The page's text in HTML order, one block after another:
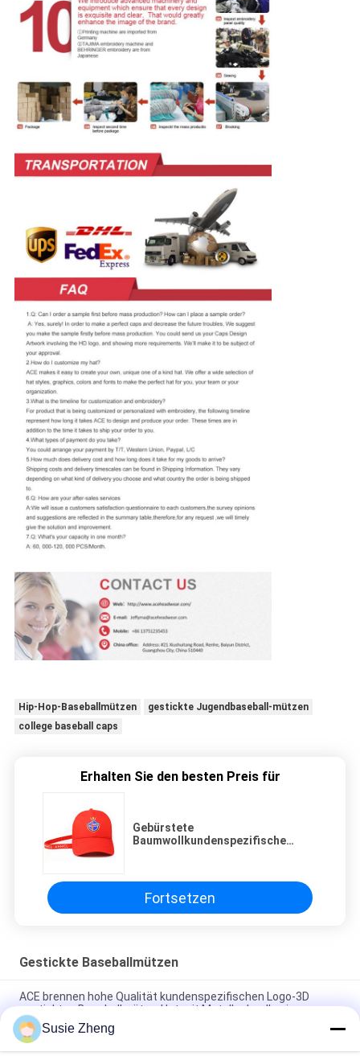
Hip-Hop-Baseballmützen
gestickte Jugendbaseball-mützen
college baseball caps
Erhalten Sie den besten Preis für
Gebürstete
Baumwollkundenspezifische
Fortsetzen
Gestickte Baseballmützen
ACE brennen hohe Qualität kundenspezifischen Logo-3D
gestickten Baseballmütze-Hut mit Metallschnalle ein
Platten-Baseballmütze-fester klassischer sechs Platten-
Susie Zheng